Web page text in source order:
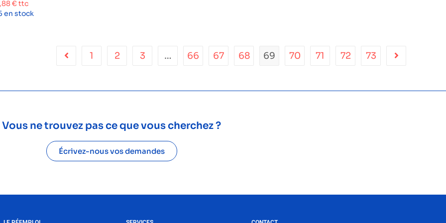
€ttc
en stock
1 2 3 … 66 67 68 69 70 71 72 73
Vous ne trouvez pas ce que vous cherchez ?
Écrivez-nous vos demandes